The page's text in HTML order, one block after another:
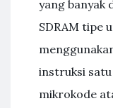
yang banyak
SDRAM tipe
instruksi satu
mikrokode